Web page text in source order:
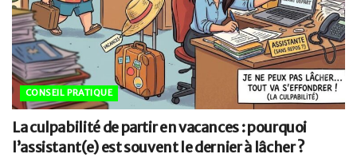
CONSEIL PRATIQUE
La culpabilité de partir en vacances : pourquoi
l’assistant(e) est souvent le dernier à lâcher ?